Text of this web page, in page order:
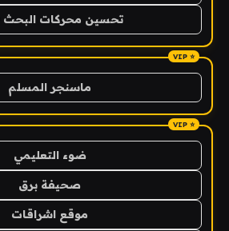
تحسين محركات البحث SEO
ماسنجر المسلم
ضوء التعليمي
صحيفة برق
موقع اشراقات